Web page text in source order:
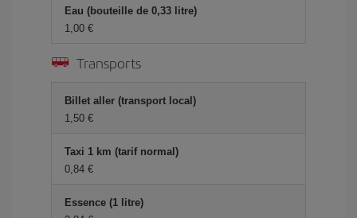
Eau (bouteille de 0,33 litre)
1,00 €
Transports
Billet aller (transport local)
1,50 €
Taxi 1 km (tarif normal)
0,84 €
Essence (1 litre)